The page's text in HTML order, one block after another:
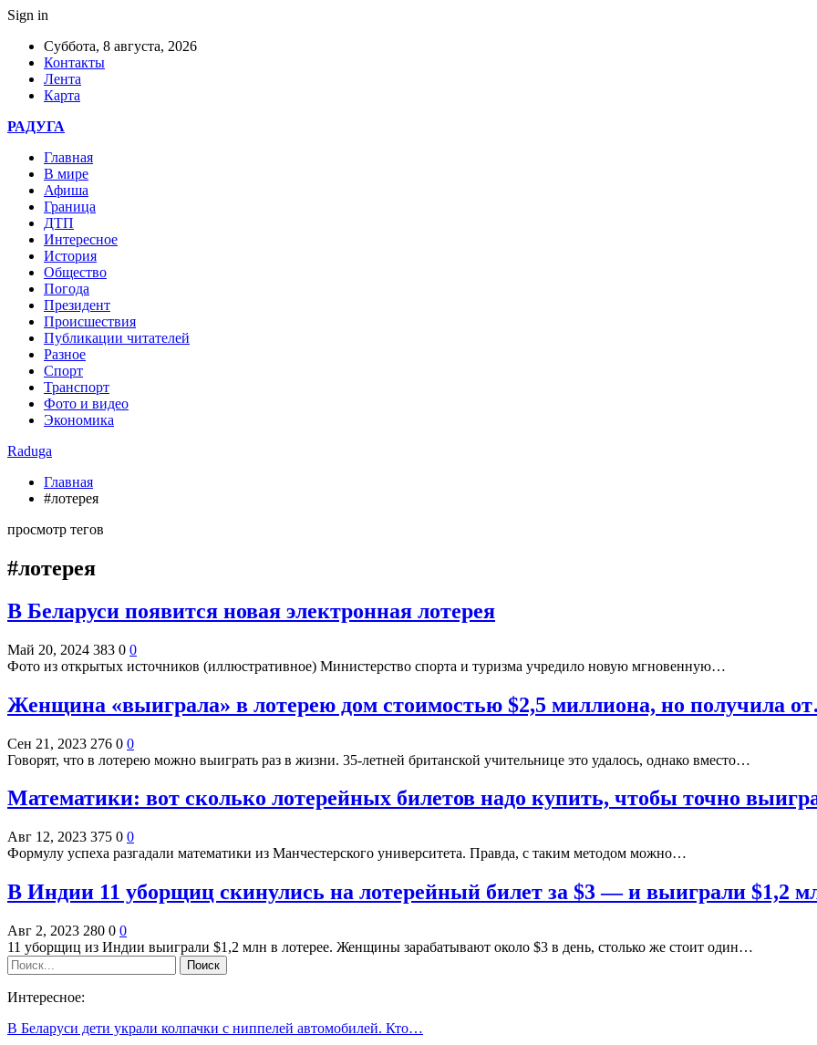
Sign in
Суббота, 8 августа, 2026
Контакты
Лента
Карта
РАДУГА
Главная
В мире
Афиша
Граница
ДТП
Интересное
История
Общество
Погода
Президент
Происшествия
Публикации читателей
Разное
Спорт
Транспорт
Фото и видео
Экономика
Raduga
Главная
#лотерея
просмотр тегов
#лотерея
В Беларуси появится новая электронная лотерея
Май 20, 2024 383 0 0
Фото из открытых источников (иллюстративное) Министерство спорта и туризма учредило новую мгновенную…
Женщина «выиграла» в лотерею дом стоимостью $2,5 миллиона, но получила
Сен 21, 2023 276 0 0
Говорят, что в лотерею можно выиграть раз в жизни. 35-летней британской учительнице это удалось, однако вместо…
Математики: вот сколько лотерейных билетов надо купить, чтобы точно
Авг 12, 2023 375 0 0
Формулу успеха разгадали математики из Манчестерского университета. Правда, с таким методом можно…
В Индии 11 уборщиц скинулись на лотерейный билет за $3 — и выиграли $1,2
Авг 2, 2023 280 0 0
11 уборщиц из Индии выиграли $1,2 млн в лотерее. Женщины зарабатывают около $3 в день, столько же стоит один…
Интересное:
В Беларуси дети украли колпачки с ниппелей автомобилей. Кто…